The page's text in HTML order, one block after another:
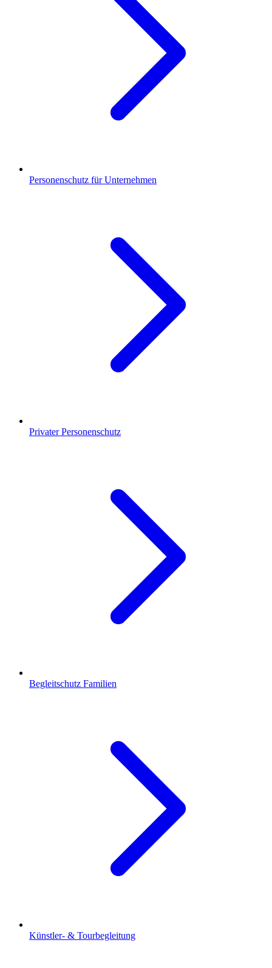
Personenschutz für Unternehmen
Privater Personenschutz
Begleitschutz Familien
Künstler- & Tourbegleitung